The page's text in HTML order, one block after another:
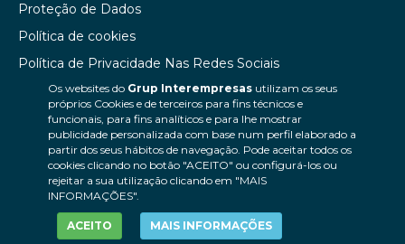
Os websites do Grup Interempresasutilizam os seus
próprios Cookies e de terceiros para fins técnicos e
funcionais, para fins analíticos e para lhe mostrar
publicidade personalizada com base num perfil elaborado a
partir dos seus hábitos de navegação. Pode aceitar todos os
cookies clicando no botão "ACEITO" ou configurá-los ou
rejeitar a sua utilização clicando em "MAIS
INFORMAÇÕES".
ACEITO MAIS INFORMAÇÕES
Proteção de Dados
Política de cookies
Política de Privacidade Nas Redes Sociais
Canal de denúncias
Colaborações editoriais